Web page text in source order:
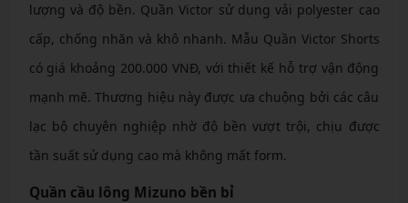
lượng và độ bền. Quần Victor sử dụng vải polyester cao
cấp, chống nhăn và khô nhanh. Mẫu Quần Victor Shorts
có giá khoảng 200.000 VNĐ, với thiết kế hỗ trợ vận động
mạnh mẽ. Thương hiệu này được ưa chuộng bởi các câu
lạc bộ chuyên nghiệp nhờ độ bền vượt trội, chịu được
tần suất sử dụng cao mà không mất form.
Quần cầu lông Mizuno bền bỉ